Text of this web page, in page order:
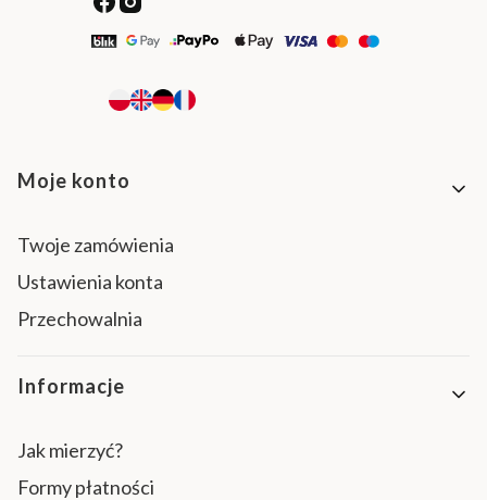
Linki w stopce
Moje konto
Twoje zamówienia
Ustawienia konta
Przechowalnia
Informacje
Jak mierzyć?
Formy płatności